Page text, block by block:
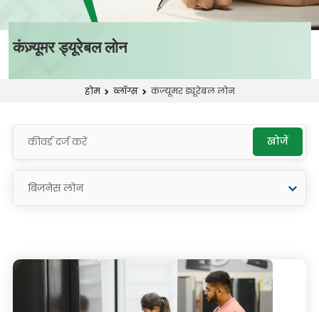
कंज़्यूमर ड्यूरेबल लोन
होम ब्लॉग्स कंज़्यूमर ड्यूरेबल लोन
खोजें